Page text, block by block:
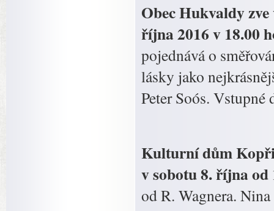
Obec Hukvaldy
října 2016 v 18.00
pojednává o
lásky jako
Peter Soós. Vstupné
Kulturní dům
v sobotu 8. října
od R. Wagnera.